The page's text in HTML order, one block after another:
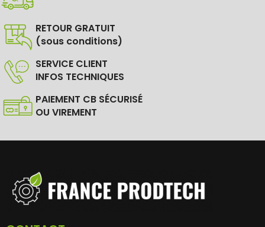
RETOUR GRATUIT
(sous conditions)
SERVICE CLIENT
INFOS TECHNIQUES
PAIEMENT CB SÉCURISÉ
OU VIREMENT